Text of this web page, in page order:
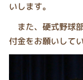
いします。
また、硬式野球
付金をお願いして